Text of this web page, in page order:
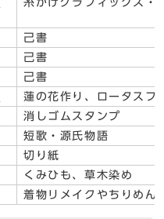
己書
己書
己書
蓮の花作り、ロータスフ
消しゴムスタンプ
短歌・源氏物語
切り紙
くみひも、草木染め
着物リメイクやちりめん